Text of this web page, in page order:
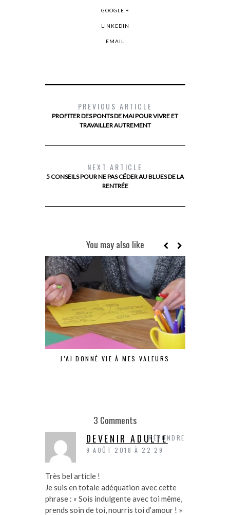
GOOGLE +
LINKEDIN
EMAIL
PREVIOUS ARTICLE
PROFITER DES PONTS DE MAI POUR VIVRE ET
TRAVAILLER AUTREMENT
NEXT ARTICLE
5 CONSEILS POUR NE PAS CÉDER AU BLUES DE LA
RENTRÉE
You may also like
J’AI DONNÉ VIE À MES VALEURS
3 Comments
DEVENIR ADULTE
9 AOÛT 2018 À 22:29
Très bel article !
Je suis en totale adéquation avec cette
phrase : « Sois indulgente avec toi même,
prends soin de toi, nourris toi d’amour ! »
RÉPONDRE